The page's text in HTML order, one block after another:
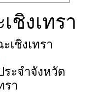
ชิงเทรา
เชิงเทรา
ะจำจังหวัด
รา